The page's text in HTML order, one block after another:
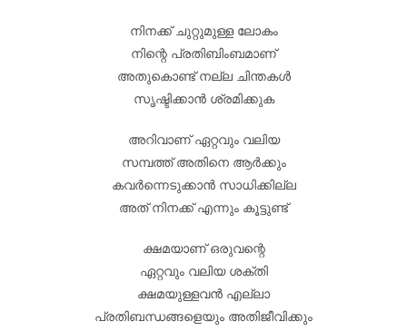
നിനക്ക് ചുറ്റുമുള്ള ലോകം
നിന്റെ പ്രതിബിംബമാണ്
അതുകൊണ്ട് നല്ല ചിന്തകൾ
സൃഷ്ടിക്കാൻ ശ്രമിക്കുക
അറിവാണ് ഏറ്റവും വലിയ
സമ്പത്ത് അതിനെ ആർക്കും
കവർന്നെടുക്കാൻ സാധിക്കില്ല
അത് നിനക്ക് എന്നും കൂട്ടുണ്ട്
ക്ഷമയാണ് ഒരുവന്റെ
ഏറ്റവും വലിയ ശക്തി
ക്ഷമയുള്ളവൻ എല്ലാ
പ്രതിബന്ധങ്ങളെയും അതിജീവിക്കും